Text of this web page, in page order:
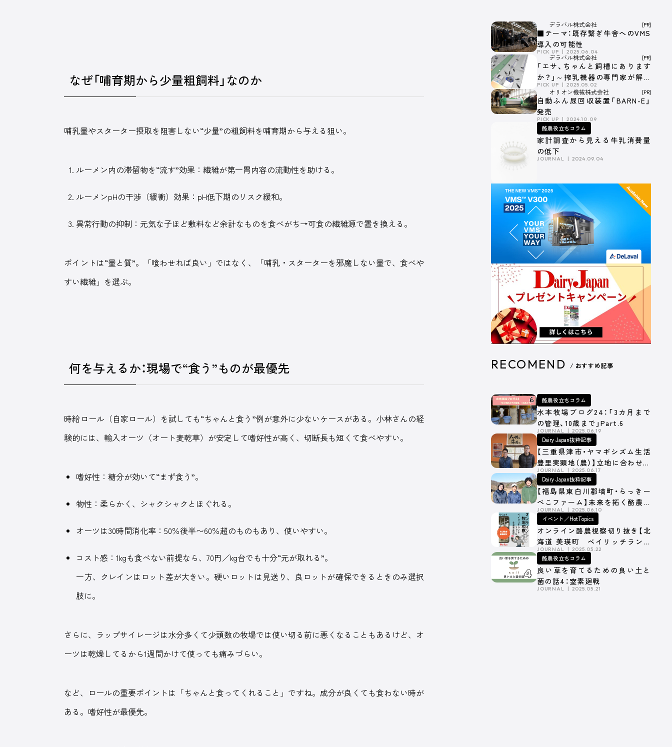
なぜ「哺育期から少量粗飼料」なのか
哺乳量やスターター摂取を阻害しない“少量”の粗飼料を哺育期から与える狙い。
ルーメン内の滞留物を“流す”効果：繊維が第一胃内容の流動性を助ける。
ルーメンpHの干渉（緩衝）効果：pH低下期のリスク緩和。
異常行動の抑制：元気な子ほど敷料など余計なものを食べがち→可食の繊維源で置き換える。
ポイントは“量と質”。「喰わせれば良い」ではなく、「哺乳・スターターを邪魔しない量で、食べや
すい繊維」を選ぶ。
何を与えるか：現場で“食う”ものが最優先
時給ロール（自家ロール）を試しても“ちゃんと食う”例が意外に少ないケースがある。小林さんの経
験的には、輸入オーツ（オート麦乾草）が安定して嗜好性が高く、切断長も短くて食べやすい。
嗜好性：糖分が効いて“まず食う”。
物性：柔らかく、シャクシャクとほぐれる。
オーツは30時間消化率：50％後半〜60％超のものもあり、使いやすい。
コスト感：1kgも食べない前提なら、70円／kg台でも十分“元が取れる”。
一方、クレインはロット差が大きい。硬いロットは見送り、良ロットが確保できるときのみ選択
肢に。
さらに、ラップサイレージは水分多くて少頭数の牧場では使い切る前に悪くなることもあるけど、オ
ーツは乾燥してるから1週間かけて使っても痛みづらい。
など、ロールの重要ポイントは「ちゃんと食ってくれること」ですね。成分が良くても食わない時が
ある。嗜好性が最優先。
デラバル株式会社 [PR]
■テーマ：既存繋ぎ牛舎へのVMS
導入の可能性
PICK UP 2025.06.04
デラバル株式会社 [PR]
「エサ、ちゃんと飼槽にあります
か？」～搾乳機器の専門家が解説
する搾乳ロボット牛舎とエサの
深い関係～
PICK UP 2025.05.02
オリオン機械株式会社 [PR]
自動ふん尿回収装置「BARN-E」
発売
PICK UP 2024.10.09
酪農役立ちコラム
家計調査から見える牛乳消費量
の低下
JOURNAL 2024.09.04
RECOMEND / おすすめ記事
酪農役立ちコラム
水本牧場ブログ24：「3カ月まで
の管理、10歳まで」Part.6
JOURNAL 2025.06.19
Dairy Japan抜粋記事
【三重県津市・ヤマギシズム生活
豊里実顕地（農）】立地に合わせた
細かな寒冷・暴風対策
JOURNAL 2025.06.17
Dairy Japan抜粋記事
【福島県東白川郡塙町・らっきー
べこファーム】未来を拓く酪農経
営の挑戦
JOURNAL 2025.06.10
イベント／HotTopics
オンライン酪農視察切り抜き【北
海道 美瑛町 ベイリッチランド
ファーム】Part.1
JOURNAL 2025.05.22
酪農役立ちコラム
良い草を育てるための良い土と
菌の話4：窒素廻戦
JOURNAL 2025.05.21